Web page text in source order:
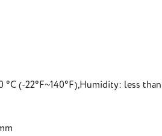
°C (-22°F~140°F),Humidity: less